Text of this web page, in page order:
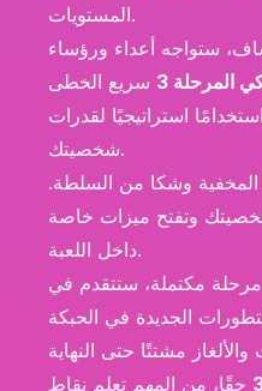
المستويات.
ستواجه أعداء ورؤساء
المرحلة 3
سريع الخطى
استراتيجيًا لقدرات
شخصيتك.
المخفية وشكا من السلطة.
وتفتح ميزات خاصة
داخل اللعبة.
مكتملة، ستتقدم في
الجديدة في الحبكة
حقًا، من المهم تعلم نقاط